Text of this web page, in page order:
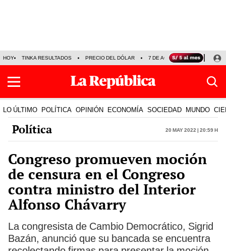
HOY TINKA RESULTADOS PRECIO DEL DÓLAR 7 DE AGOSTO OLLANTA
LO ÚLTIMO POLÍTICA OPINIÓN ECONOMÍA SOCIEDAD MUNDO
Política 20 May 2022 | 20:59 h
Congreso promueven moción
de censura en el Congreso
contra ministro del Interior
Alfonso Chávarry
La congresista de Cambio Democrático, Sigrid
Bazán, anunció que su bancada se encuentra